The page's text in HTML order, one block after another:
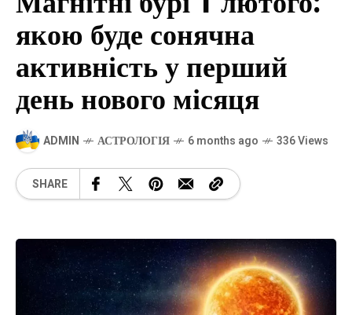
якою буде сонячна
активність у перший
день нового місяця
ADMIN АСТРОЛОГІЯ 6 months ago 336 Views
SHARE